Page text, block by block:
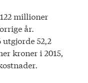
millioner
år.
52,2
kroner i 2015,